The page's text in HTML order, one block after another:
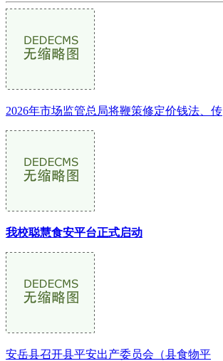
2026年市场监管总局将鞭策修定价钱法、传
我校聪慧食安平台正式启动
安岳县召开县平安出产委员会（县食物平